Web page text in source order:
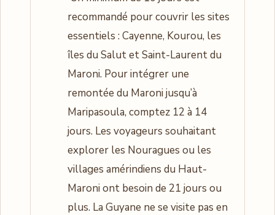
recommandé pour couvrir les sites
essentiels : Cayenne, Kourou, les
îles du Salut et Saint-Laurent du
Maroni. Pour intégrer une
remontée du Maroni jusqu’à
Maripasoula, comptez 12 à 14
jours. Les voyageurs souhaitant
explorer les Nouragues ou les
villages amérindiens du Haut-
Maroni ont besoin de 21 jours ou
plus. La Guyane ne se visite pas en